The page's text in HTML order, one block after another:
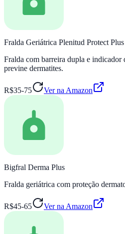
Fralda Geriátrica Plenitud Protect Plus
Fralda com barreira dupla e indicador
previne dermatites.
R$35-75 Ver na Amazon
Bigfral Derma Plus
Fralda geriátrica com proteção
R$45-65 Ver na Amazon